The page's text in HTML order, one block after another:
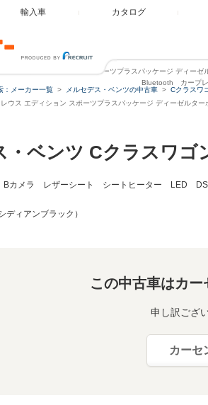
輸入車 カタログ
ローレウス エディション スポーツプラスパッケージ
Bluetooth カープ
：メーカー一覧 メルセデス・ベンツの中古車 Cクラスワ
ウス エディション スポーツプラスパッケージ ディーゼルタ
・ベンツ Cクラスワゴ
カメラ レザーシート シートヒーター LED
ィアンブラック）
この中古車はカ
申し訳ござ
カーセ